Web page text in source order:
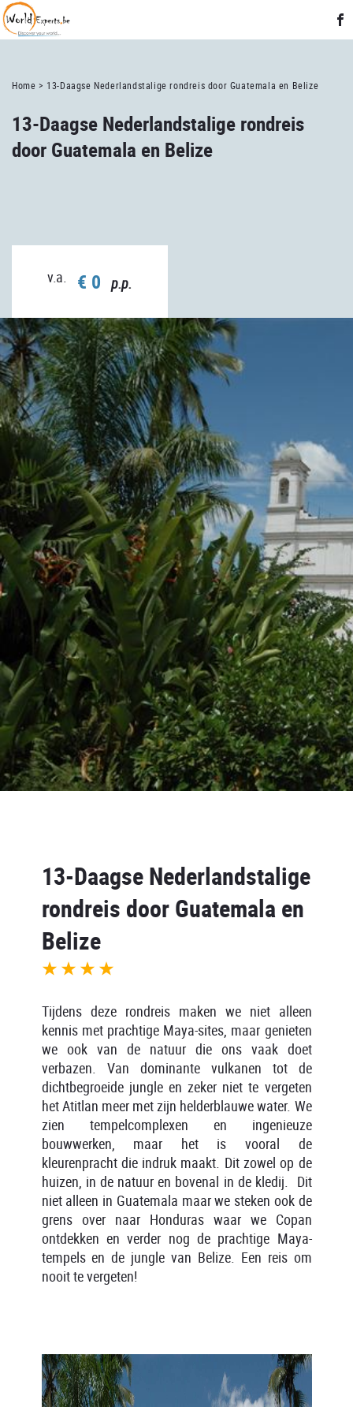
Home > 13-Daagse Nederlandstalige rondreis door Guatemala en Belize
13-Daagse Nederlandstalige rondreis
door Guatemala en Belize
v.a. € 0 p.p.
13-Daagse Nederlandstalige
rondreis door Guatemala en
Belize
Tijdens deze rondreis maken we niet alleen
kennis met prachtige Maya-sites, maar genieten
we ook van de natuur die ons vaak doet
verbazen. Van dominante vulkanen tot de
dichtbegroeide jungle en zeker niet te vergeten
het Atitlan meer met zijn helderblauwe water. We
zien tempelcomplexen en ingenieuze
bouwwerken, maar het is vooral de
kleurenpracht die indruk maakt. Dit zowel op de
huizen, in de natuur en bovenal in de kledij. Dit
niet alleen in Guatemala maar we steken ook de
grens over naar Honduras waar we Copan
ontdekken en verder nog de prachtige Maya-
tempels en de jungle van Belize. Een reis om
nooit te vergeten!